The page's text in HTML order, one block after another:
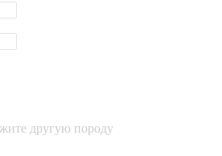
другую породу